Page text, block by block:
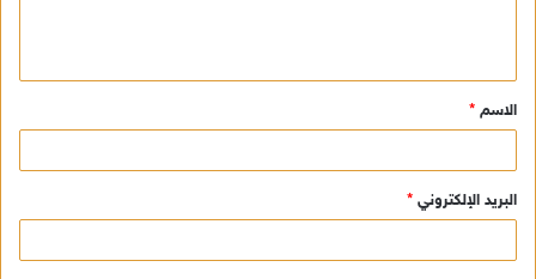
ق
*
الاسم *
البريد الإلكتروني *